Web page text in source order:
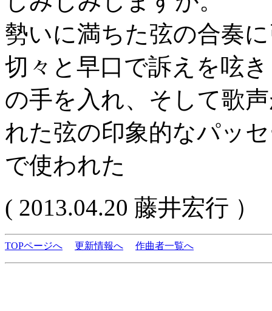
勢いに満ちた弦の合奏
切々と早口で訴えを呟
の手を入れ、そして歌
れた弦の印象的なパッ
で使われた
( 2013.04.20 藤井宏行 ）
TOPページへ 更新情報へ 作曲者一覧へ